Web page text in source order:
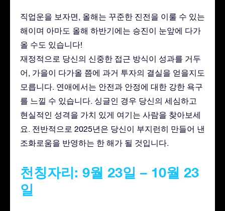
직업운을 보자면, 올해는 꾸준한 진전을 이룰 수 있는
해이며 아마도 올해 하반기에는 승진이 눈앞에 다가
올 수도 있습니다!
재정적으로 당신의 신중한 접근 방식이 성과를 거두
어, 가을이 다가올 쯤에 과거 투자의 결실을 얻을지도
모릅니다. 연애에서는 안전과 안정에 대한 강한 욕구
를 느낄 수 있습니다. 싱글인 경우 당신의 세심하고
현실적인 성격을 가치 있게 여기는 사람을 찾아보세
요. 전반적으로 2025년은 당신이 부지런히 만들어 낸
조화로움을 반영하는 한 해가 될 것입니다.
천칭자리: 9월 23일 – 10월 23
일